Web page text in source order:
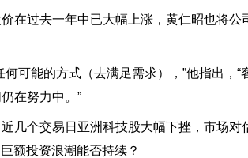
在过去一年中已大幅上涨，黄仁昭也将公
可能的方式（去满足需求），”他指出，
在努力中。”
几个交易日亚洲科技股大幅下挫，市场
额投资浪潮能否持续？